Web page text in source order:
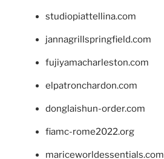
studiopiattellina.com
jannagrillspringfield.com
fujiyamacharleston.com
elpatronchardon.com
donglaishun-order.com
fiamc-rome2022.org
mariceworldessentials.com